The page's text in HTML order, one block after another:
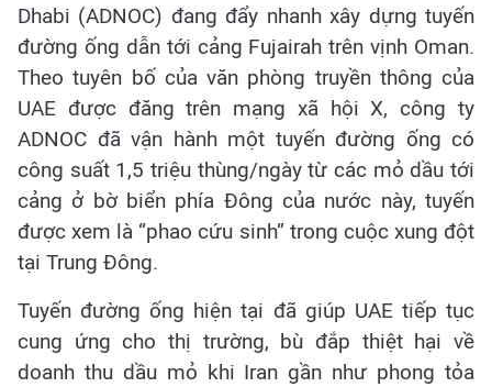
Dhabi (ADNOC) đang đẩy nhanh xây dựng tuyến
đường ống dẫn tới cảng Fujairah trên vịnh Oman.
Theo tuyên bố của văn phòng truyền thông của
UAE được đăng trên mạng xã hội X, công ty
ADNOC đã vận hành một tuyến đường ống có
công suất 1,5 triệu thùng/ngày từ các mỏ dầu tới
cảng ở bờ biển phía Đông của nước này, tuyến
được xem là “phao cứu sinh” trong cuộc xung đột
tại Trung Đông.
Tuyến đường ống hiện tại đã giúp UAE tiếp tục
cung ứng cho thị trường, bù đắp thiệt hại về
doanh thu dầu mỏ khi Iran gần như phong tỏa